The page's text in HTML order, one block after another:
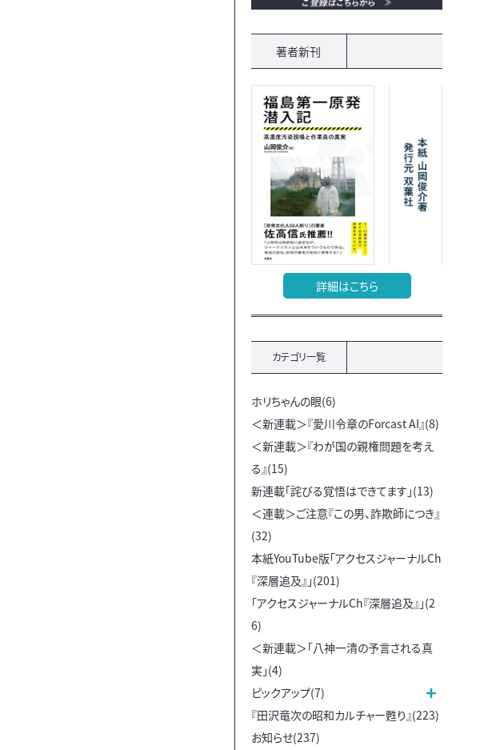
著者新刊
詳細はこちら
カテゴリ一覧
ホリちゃんの眼(6)
＜新連載＞『愛川令章のForcast AI』(8)
＜新連載＞『わが国の親権問題を考え
る』(15)
新連載「詫びる覚悟はできてます」(13)
＜連載＞ご注意『この男、詐欺師につき』
(32)
本紙YouTube版「アクセスジャーナルCh
『深層追及』」(201)
「アクセスジャーナルCh『深層追及』」(2
6)
＜新連載＞「八神一清の予言される真
実」(4)
ピックアップ(7)
『田沢竜次の昭和カルチャー甦り』(223)
お知らせ(237)